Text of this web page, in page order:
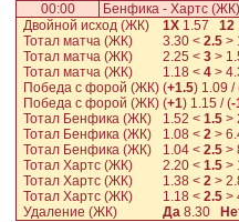
00:00
Бенфика - Хартс (ЖК)
Двойной исход (ЖК)
1Х 1.57 12
Тотал матча (ЖК)
3.30 < 2.5 >
Тотал матча (ЖК)
2.25 < 3 >
Тотал матча (ЖК)
1.18 < 4 >
Победа с форой (ЖК) (+1.5) 1.09 /
Победа с форой (ЖК) (+1) 1.15 / (-
Тотал Бенфика (ЖК)
1.52 < 1.5 >
Тотал Бенфика (ЖК)
1.08 < 2 >
Тотал Бенфика (ЖК)
1.04 < 2.5 >
Тотал Хартс (ЖК)
2.20 < 1.5 >
Тотал Хартс (ЖК)
1.38 < 2 >
Тотал Хартс (ЖК)
1.18 < 2.5 >
Удаление (ЖК)
Да 8.30